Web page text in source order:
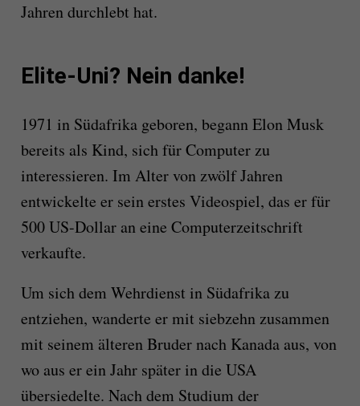
Jahren durchlebt hat.
Elite-Uni? Nein danke!
1971 in Südafrika geboren, begann Elon Musk
bereits als Kind, sich für Computer zu
interessieren. Im Alter von zwölf Jahren
entwickelte er sein erstes Videospiel, das er für
500 US-Dollar an eine Computerzeitschrift
verkaufte.
Um sich dem Wehrdienst in Südafrika zu
entziehen, wanderte er mit siebzehn zusammen
mit seinem älteren Bruder nach Kanada aus, von
wo aus er ein Jahr später in die USA
übersiedelte. Nach dem Studium der